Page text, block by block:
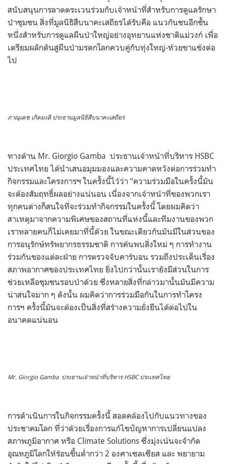
สนับสนุนการลาดตระเวนร่วมกับเจ้าหน้าที่สำหรับการดูแลรักษา
ป่าชุมชน สิ่งที่มูลนิธิสืบนาคะเสถียรได้รับคือ แนวกันชนอีกชั้น
หนึ่งสำหรับการดูแลผืนป่าใหญ่อย่างอุทยานแห่งชาติแม่วงก์ เพื่อ
เตรียมผลักดันสู่ผืนป่ามรดกโลกควบคู่กับทุ่งใหญ่-ห้วยขาแข้งต่อ
ไป
ภาณุเดช เกิดมะลิ ประธานมูลนิธิสืบนาคะเสถียร
ทางด้าน Mr. Giorgio Gamba ประธานเจ้าหน้าที่บริหาร HSBC
ประเทศไทย ได้นำเสนอมุมมองและความคาดหวังต่อการร่วมทำ
กิจกรรมและโครงการฯ ในครั้งนี้ไว้ว่า “ความร่วมมือในครั้งนี้มัน
จะต้องสัมฤทธิ์ผลอย่างแน่นอน เนื่องจากเจ้าหน้าที่ของพวกเรา
ทุกคนต่างก็สนใจที่จะร่วมทำกิจกรรมในครั้งนี้ โดยผมคิดว่า
สาเหตุมาจากความพิเศษของสถานที่แห่งนี้และทีมงานของพวก
เราหลายคนก็ไม่เคยมาที่นี้ด้วย ในขณะเดียวกันมันมีในส่วนของ
การอนุรักษ์ทรัพยากรธรรมชาติ การค้นพบสิ่งใหม่ ๆ การทำงาน
ร่วมกันของแต่ละฝ่าย การตรวจจับคาร์บอน รวมถึงประเด็นเรื่อง
สภาพอากาศของประเทศไทย ยิ่งไปกว่านั้นเรายังมีส่วนในการ
ช่วยเหลือชุมชนรอบป่าด้วย ซึ่งหลายสิ่งที่กล่าวมานั้นมันมีความ
น่าสนใจมาก ๆ ดังนั้น ผมคิดว่าการร่วมมือกันในการทำโครง
การฯ ครั้งนี้มันจะต้องเป็นสิ่งที่สร้างความยั่งยืนได้ต่อไปใน
อนาคตแน่นอน
Mr. Giorgio Gamba ประธานเจ้าหน้าที่บริหาร HSBC ประเทศไทย
การดำเนินการในกิจกรรมครั้งนี้ สอดคล้องไปกับแนวทางของ
ประชาคมโลก ที่ว่าด้วยเรื่องการแก้ไขปัญหาการเปลี่ยนแปลง
สภาพภูมิอากาศ หรือ Climate Solutions ซึ่งมุ่งเน้นจะจำกัด
อุณหภูมิโลกให้ร้อนขึ้นต่ำกว่า 2 องศาเซลเซียส และ พยายาม